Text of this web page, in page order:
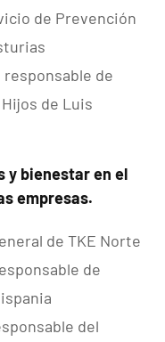
de Prevención
responsable de
de Luis
y bienestar en el
empresas.
de TKE Norte
de
del